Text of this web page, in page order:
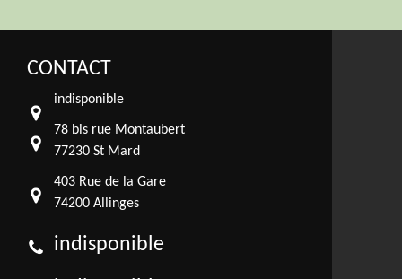
CONTACT
indisponible
78 bis rue Montaubert
77230 St Mard
403 Rue de la Gare
74200 Allinges
indisponible